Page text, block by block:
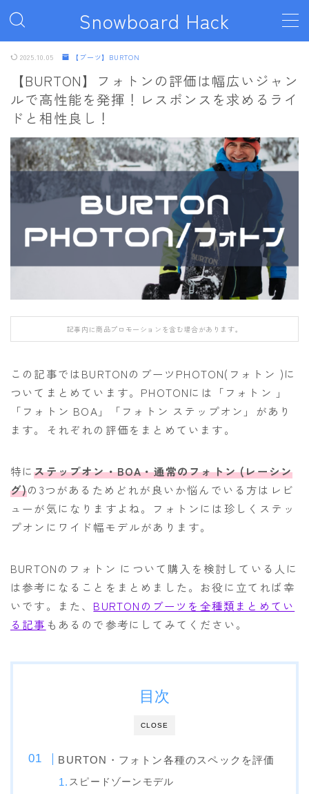
Snowboard Hack
MENU
ボード
011artistic
ALLIAN
BATALEON
BC STREAM
CAPiTA
DEATH LABEL
FANATIC
FIELD EARTH
FNTC
GNU
GRAY
HOLIDAY
JONES
K2
NIDECKER
NITRO
NOVEMBER
RICE28
SALOMON
SCOOTER
2025.10.05 【ブーツ】BURTON
【BURTON】フォトンの評価は幅広いジャン
ルで高性能を発揮！レスポンスを求めるライ
ドと相性良し！
記事内に商品プロモーションを含む場合があります。
この記事ではBURTONのブーツPHOTON(フォトン )に
ついてまとめています。PHOTONには「フォトン 」
「フォトン BOA」「フォトン ステップオン」があり
ます。それぞれの評価をまとめています。
特にステップオン・BOA・通常のフォトン (レーシン
グ)の3つがあるためどれが良いか悩んでいる方はレビ
ューが気になりますよね。フォトンには珍しくステッ
プオンにワイド幅モデルがあります。
BURTONのフォトン について購入を検討している人に
は参考になることをまとめました。お役に立てれば幸
いです。また、 BURTONのブーツを全種類まとめてい
る記事 もあるので参考にしてみてください。
CLOSE
目次
BURTON・フォトン各種のスペックを評価
スピードゾーンモデル